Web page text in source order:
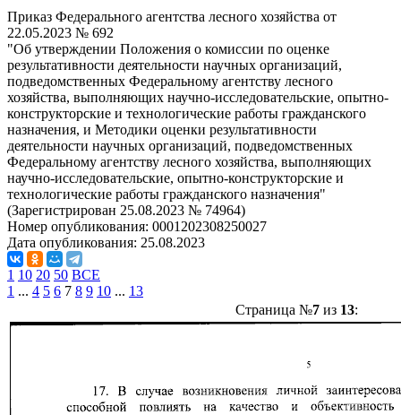
Приказ Федерального агентства лесного хозяйства от
22.05.2023 № 692
"Об утверждении Положения о комиссии по оценке
результативности деятельности научных организаций,
подведомственных Федеральному агентству лесного
хозяйства, выполняющих научно-исследовательские, опытно-
конструкторские и технологические работы гражданского
назначения, и Методики оценки результативности
деятельности научных организаций, подведомственных
Федеральному агентству лесного хозяйства, выполняющих
научно-исследовательские, опытно-конструкторские и
технологические работы гражданского назначения"
(Зарегистрирован 25.08.2023 № 74964)
Номер опубликования: 0001202308250027
Дата опубликования: 25.08.2023
1 10 20 50 ВСЕ
1 ... 4 5 6 7 8 9 10 ... 13
Страница №7из 13: